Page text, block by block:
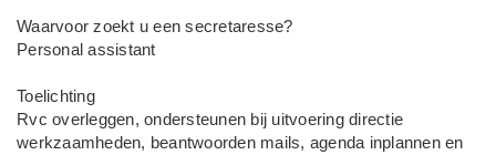
Waarvoor zoekt u een secretaresse?
Personal assistant
Toelichting
Rvc overleggen, ondersteunen bij uitvoering directie
werkzaamheden, beantwoorden mails, agenda inplannen en